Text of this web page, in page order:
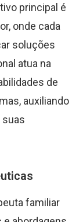
principal é
onde cada
soluções
atua na
de
auxiliando
suas
familiar